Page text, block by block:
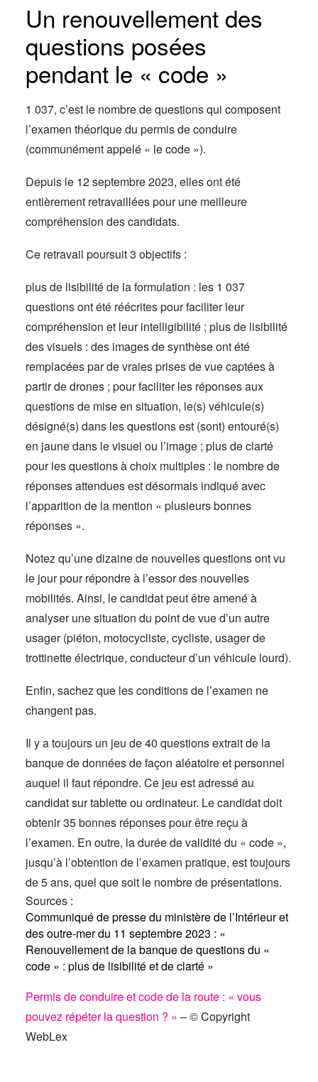
Un renouvellement des
questions posées
pendant le « code »
1 037, c’est le nombre de questions qui composent
l’examen théorique du permis de conduire
(communément appelé « le code »).
Depuis le 12 septembre 2023, elles ont été
entièrement retravaillées pour une meilleure
compréhension des candidats.
Ce retravail poursuit 3 objectifs :
plus de lisibilité de la formulation : les 1 037
questions ont été réécrites pour faciliter leur
compréhension et leur intelligibilité ; plus de lisibilité
des visuels : des images de synthèse ont été
remplacées par de vraies prises de vue captées à
partir de drones ; pour faciliter les réponses aux
questions de mise en situation, le(s) véhicule(s)
désigné(s) dans les questions est (sont) entouré(s)
en jaune dans le visuel ou l’image ; plus de clarté
pour les questions à choix multiples : le nombre de
réponses attendues est désormais indiqué avec
l’apparition de la mention « plusieurs bonnes
réponses ».
Notez qu’une dizaine de nouvelles questions ont vu
le jour pour répondre à l’essor des nouvelles
mobilités. Ainsi, le candidat peut être amené à
analyser une situation du point de vue d’un autre
usager (piéton, motocycliste, cycliste, usager de
trottinette électrique, conducteur d’un véhicule lourd).
Enfin, sachez que les conditions de l’examen ne
changent pas.
Il y a toujours un jeu de 40 questions extrait de la
banque de données de façon aléatoire et personnel
auquel il faut répondre. Ce jeu est adressé au
candidat sur tablette ou ordinateur. Le candidat doit
obtenir 35 bonnes réponses pour être reçu à
l’examen. En outre, la durée de validité du « code »,
jusqu’à l’obtention de l’examen pratique, est toujours
de 5 ans, quel que soit le nombre de présentations.
Sources :
Communiqué de presse du ministère de l’Intérieur et
des outre-mer du 11 septembre 2023 : «
Renouvellement de la banque de questions du «
code » : plus de lisibilité et de clarté »
Permis de conduire et code de la route : « vous
pouvez répéter la question ? » – © Copyright
WebLex